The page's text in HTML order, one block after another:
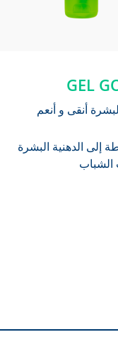
GEL
أنقى و أنعم
إلى الدهنية البشرة